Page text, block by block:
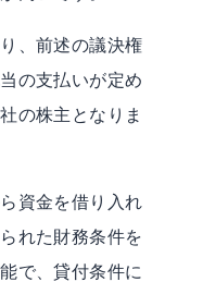
、前述の議決権
の支払いが定め
の株主となりま
資金を借り入れ
れた財務条件を
で、貸付条件に